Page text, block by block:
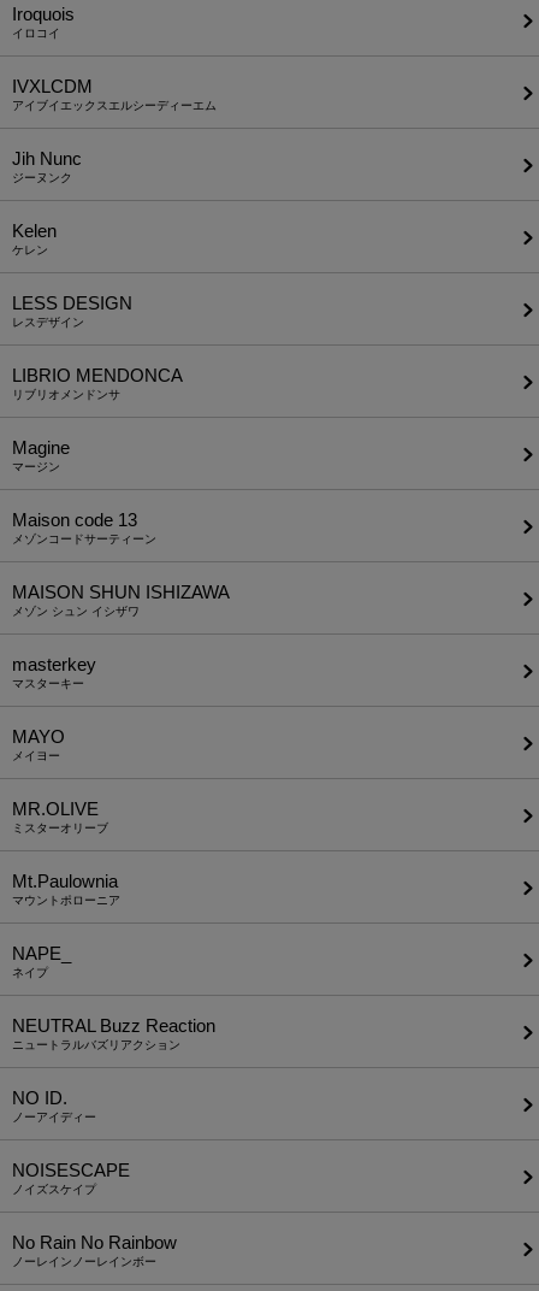
Iroquois
イロコイ
IVXLCDM
アイブイエックスエルシーディーエム
Jih Nunc
ジーヌンク
Kelen
ケレン
LESS DESIGN
レスデザイン
LIBRIO MENDONCA
リブリオメンドンサ
Magine
マージン
Maison code 13
メゾンコードサーティーン
MAISON SHUN ISHIZAWA
メゾン シュン イシザワ
masterkey
マスターキー
MAYO
メイヨー
MR.OLIVE
ミスターオリーブ
Mt.Paulownia
マウントポローニア
NAPE_
ネイプ
NEUTRAL Buzz Reaction
ニュートラルバズリアクション
NO ID.
ノーアイディー
NOISESCAPE
ノイズスケイプ
No Rain No Rainbow
ノーレインノーレインボー